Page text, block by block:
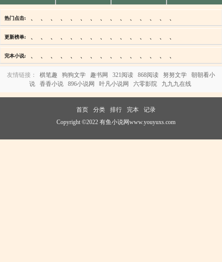
热门点击: 、 、 、 、 、 、 、 、 、 、 、 、 、 、 、
更新榜单: 、 、 、 、 、 、 、 、 、 、 、 、 、 、 、
完本小说: 、 、 、 、 、 、 、 、 、 、 、 、 、 、 、
友情链接： 棋笔趣 狗狗文学 趣书网 321阅读 868阅读 努努文学
朝朝看小
说
香香小说 896小说网 叶凡小说网 六零影院 九九九在线
首页 分类 排行 完本
记录
Copyright ©2022 有鱼小说网www.youyuxs.com